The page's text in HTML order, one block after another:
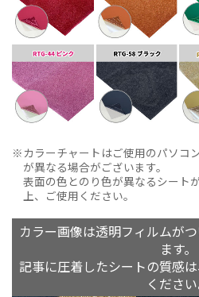
カラーチャートはご使用のパソコ
が異なる場合がございます。
表面の色とのり色が異なるシート
上、ご使用ください。
カラー画像は透明フィルムが
ます。
記事に圧着したシートの質感
ください